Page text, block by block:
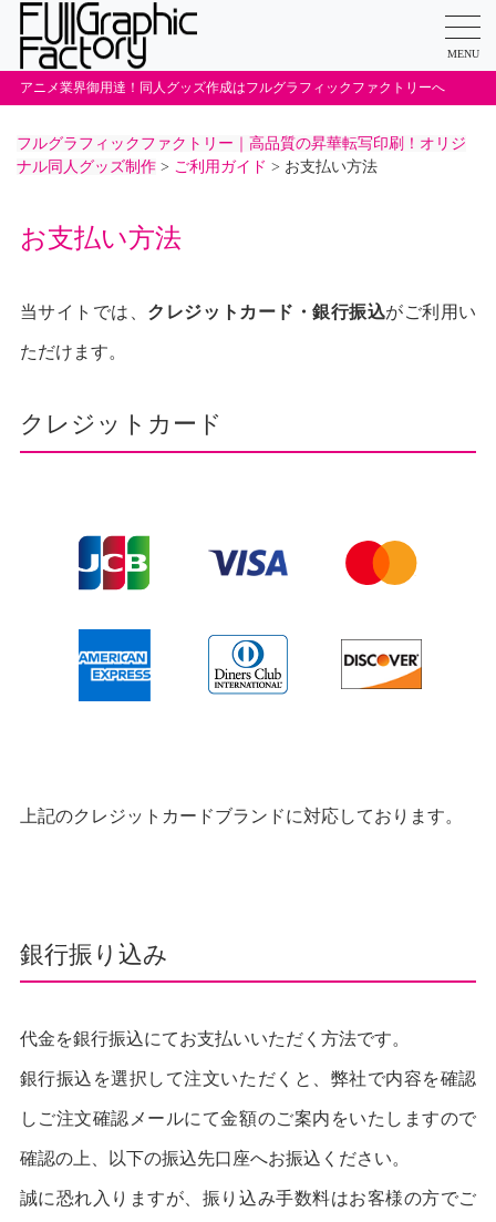
MENU
アニメ業界御用達！同人グッズ作成はフルグラフィックファクトリーへ
フルグラフィックファクトリー｜高品質の昇華転写印刷！オリジ
ナル同人グッズ制作 > ご利用ガイド > お支払い方法
お支払い方法
当サイトでは、 クレジットカード・銀行振込がご利用い
ただけます。
クレジットカード
上記のクレジットカードブランドに対応しております。
銀行振り込み
代金を銀行振込にてお支払いいただく方法です。
銀行振込を選択して注文いただくと、弊社で内容を確認
しご注文確認メールにて金額のご案内をいたしますので
確認の上、以下の振込先口座へお振込ください。
誠に恐れ入りますが、振り込み手数料はお客様の方でご